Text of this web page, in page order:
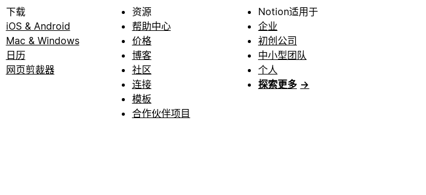
下载
iOS & Android
Mac & Windows
日历
网页剪裁器
资源
帮助中心
价格
博客
社区
连接
模板
合作伙伴项目
Notion适用于
企业
初创公司
中小型团队
个人
探索更多 →